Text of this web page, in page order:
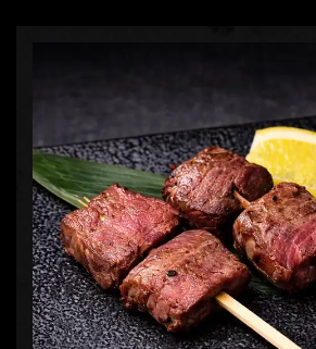
閉じる